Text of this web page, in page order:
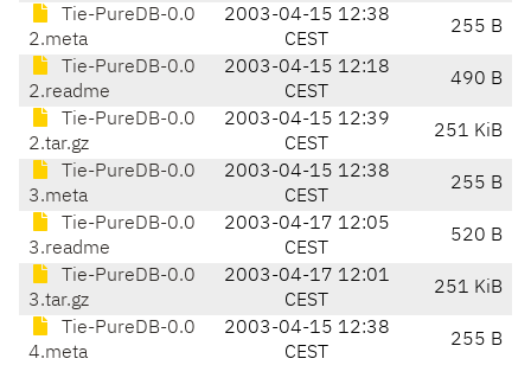
Tie-PureDB-0.0
2.meta
2003-04-15 12:38
CEST
255 B
Tie-PureDB-0.0
2.readme
2003-04-15 12:18
CEST
490 B
Tie-PureDB-0.0
2.tar.gz
2003-04-15 12:39
CEST
251 KiB
Tie-PureDB-0.0
3.meta
2003-04-15 12:38
CEST
255 B
Tie-PureDB-0.0
3.readme
2003-04-17 12:05
CEST
520 B
Tie-PureDB-0.0
3.tar.gz
2003-04-17 12:01
CEST
251 KiB
Tie-PureDB-0.0
4.meta
2003-04-15 12:38
CEST
255 B